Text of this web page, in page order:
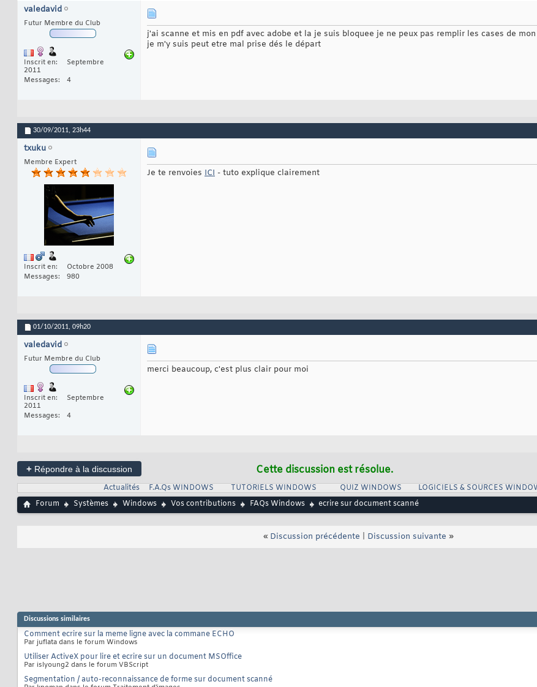
valedavid
Futur Membre du Club
Inscrit en
Septembre
2011
Messages
4
j'ai scanne et mis en pdf avec adobe et la je suis bloquee je ne peux pas remplir les cases de
je m'y suis peut etre mal prise dés le départ
30/09/2011, 23h44
txuku
Membre Expert
Inscrit en
Octobre 2008
Messages
980
Je te renvoies ICI - tuto explique clairement
01/10/2011, 09h20
valedavid
Futur Membre du Club
Inscrit en
Septembre
2011
Messages
4
merci beaucoup, c'est plus clair pour moi
+ Répondre à la discussion Cette discussion est résolue.
Actualités F.A.Qs WINDOWS TUTORIELS WINDOWS QUIZ WINDOWS LOGICIELS & SOURCES
Forum
Systèmes Windows Vos contributions FAQs Windows ecrire sur document scanné
« Discussion précédente Discussion suivante »
Discussions similaires
Comment ecrire sur la meme ligne avec la commane ECHO
Par juflata dans le forum Windows
Utiliser ActiveX pour lire et ecrire sur un document MSOffice
Par islyoung2 dans le forum VBScript
Segmentation / auto-reconnaissance de forme sur document scanné